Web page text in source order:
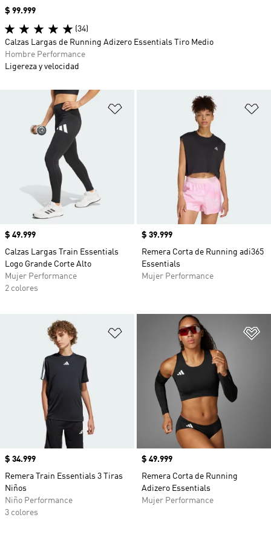
Añadir a la lista de deseos
Precio
$ 49.999
Calzas Largas Train Essentials
Logo Grande Corte Alto
Mujer Performance
2 colores
Precio
$ 39.999
Remera Corta de Running adi365
Essentials
Mujer Performance
Añadir a la lista de deseos
Precio
$ 34.999
Remera Train Essentials 3 Tiras
Niños
Niño Performance
3 colores
Precio
$ 49.999
Remera Corta de Running
Adizero Essentials
Mujer Performance
Precio
$ 99.999
(34)
Calzas Largas de Running Adizero Essentials Tiro Medio
Hombre Performance
Ligereza y velocidad